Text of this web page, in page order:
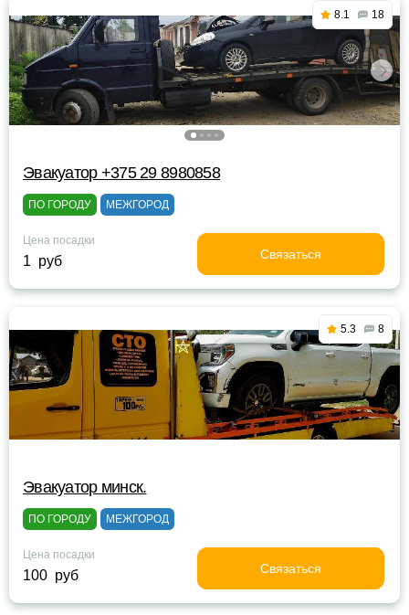
8.1 18
Эвакуатор +375 29 8980858
ПО ГОРОДУ МЕЖГОРОД
Цена посадки
1 руб Связаться
5.3 8
Эвакуатор минск.
ПО ГОРОДУ МЕЖГОРОД
Цена посадки
100 руб Связаться